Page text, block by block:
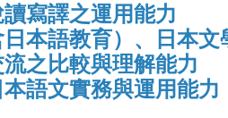
寫譯之運用能力
本語教育）、日本
之比較與理解能力
語文實務與運用能力